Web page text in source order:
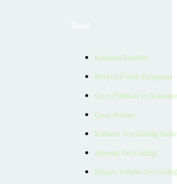
Kullanım Koşulları
Bireysel Üyelik Sözleşmesi
Çerez Politikası ve
Çerez Ayarları
Kullanıcı Veri Gizliliği
Ziyaretçi Veri Gizliliği
Müşteri Yetkilisi Veri